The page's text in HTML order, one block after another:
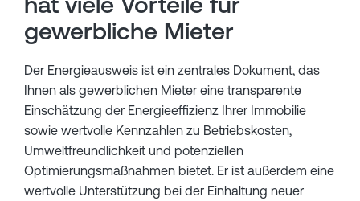
gewerbliche Mieter
Der Energieausweis ist ein zentrales Dokument, das
Ihnen als gewerblichen Mieter eine transparente
Einschätzung der Energieeffizienz Ihrer Immobilie
sowie wertvolle Kennzahlen zu Betriebskosten,
Umweltfreundlichkeit und potenziellen
Optimierungsmaßnahmen bietet. Er ist außerdem eine
wertvolle Unterstützung bei der Einhaltung neuer